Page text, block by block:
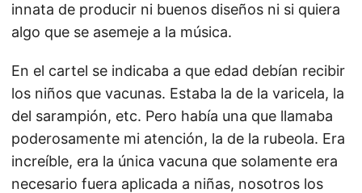
innata de producir ni buenos diseños ni si quiera
algo que se asemeje a la música.
En el cartel se indicaba a que edad debían recibir
los niños que vacunas. Estaba la de la varicela, la
del sarampión, etc. Pero había una que llamaba
poderosamente mi atención, la de la rubeola. Era
increíble, era la única vacuna que solamente era
necesario fuera aplicada a niñas, nosotros los